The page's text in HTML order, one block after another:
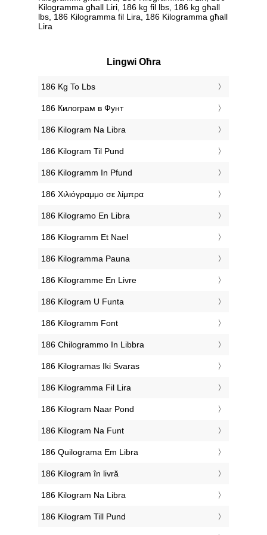
Kilogramma għall Liri, 186 kg fil lbs, 186 kg għall
lbs, 186 Kilogramma fil Lira, 186 Kilogramma għall
Lira
Lingwi Oħra
‎186 Kg To Lbs
‎186 Килограм в Фунт
‎186 Kilogram Na Libra
‎186 Kilogram Til Pund
‎186 Kilogramm In Pfund
‎186 Χιλιόγραμμο σε λίμπρα
‎186 Kilogramo En Libra
‎186 Kilogramm Et Nael
‎186 Kilogramma Pauna
‎186 Kilogramme En Livre
‎186 Kilogram U Funta
‎186 Kilogramm Font
‎186 Chilogrammo In Libbra
‎186 Kilogramas Iki Svaras
‎186 Kilogramma Fil Lira
‎186 Kilogram Naar Pond
‎186 Kilogram Na Funt
‎186 Quilograma Em Libra
‎186 Kilogram în livră
‎186 Kilogram Na Libra
‎186 Kilogram Till Pund